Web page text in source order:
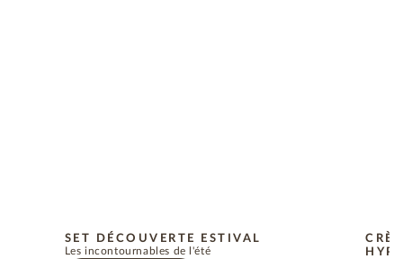
SET DÉCOUVERTE ESTIVAL
Les incontournables de l'été